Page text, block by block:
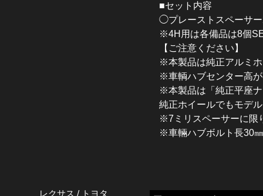
■セット内容
◯プレーストスペーサ
※4H用は各備品は8個
【ご注意ください】
※本製品は純正アルミ
※車輌ハブセンター高
※本製品は「純正平座
純正ホイールでもモデ
※7ミリスペーサーに限
※車輛ハブボルト長30
レクサス / トヨタ